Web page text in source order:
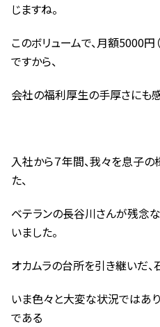
じますね。
このボリュームで、月額5000円
ですから、
会社の福利厚生の手厚さにも感
入社から７年間、我々を息子
た、
ベテランの長谷川さんが残念
いました。
オカムラの台所を引き継いだ
いま色々と大変な状況ではあ
である